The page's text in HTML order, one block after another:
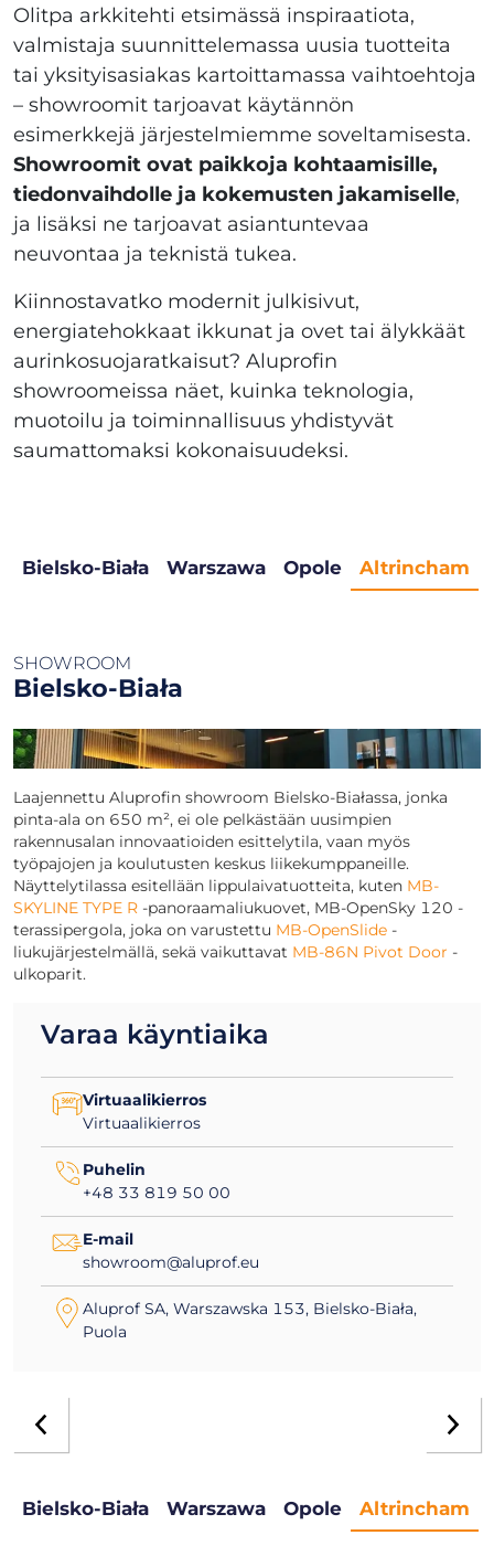
Olitpa arkkitehti etsimässä inspiraatiota,
valmistaja suunnittelemassa uusia tuotteita
tai yksityisasiakas kartoittamassa vaihtoehtoja
– showroomit tarjoavat käytännön
esimerkkejä järjestelmiemme soveltamisesta.
Showroomit ovat paikkoja kohtaamisille,
tiedonvaihdolle ja kokemusten jakamiselle,
ja lisäksi ne tarjoavat asiantuntevaa
neuvontaa ja teknistä tukea.
Kiinnostavatko modernit julkisivut,
energiatehokkaat ikkunat ja ovet tai älykkäät
aurinkosuojaratkaisut? Aluprofin
showroomeissa näet, kuinka teknologia,
muotoilu ja toiminnallisuus yhdistyvät
saumattomaksi kokonaisuudeksi.
Bielsko-Biała Warszawa Opole Altrincham
SHOWROOM
Bielsko-Biała
Laajennettu Aluprofin showroom Bielsko-Białassa, jonka
pinta-ala on 650 m², ei ole pelkästään uusimpien
rakennusalan innovaatioiden esittelytila, vaan myös
työpajojen ja koulutusten keskus liikekumppaneille.
Näyttelytilassa esitellään lippulaivatuotteita, kuten MB-
SKYLINE TYPE R -panoraamaliukuovet, MB-OpenSky 120 -
terassipergola, joka on varustettu MB-OpenSlide -
liukujärjestelmällä, sekä vaikuttavat MB-86N Pivot Door -
ulkoparit.
Varaa käyntiaika
Virtuaalikierros
Virtuaalikierros
Puhelin
+48 33 819 50 00
E-mail
showroom@aluprof.eu
Aluprof SA, Warszawska 153, Bielsko-Biała,
Puola
Bielsko-Biała Warszawa Opole Altrincham